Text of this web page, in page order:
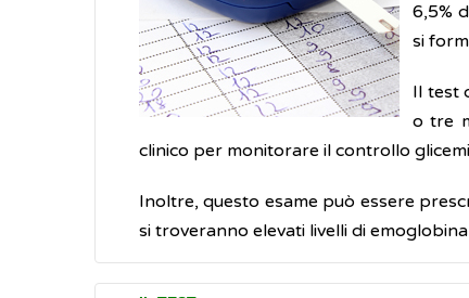
6,5%
si
Il test
o tre
clinico per monitorare il controllo
Inoltre, questo esame può essere
si troveranno elevati livelli di